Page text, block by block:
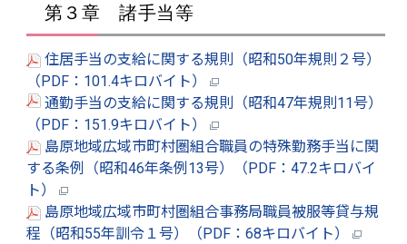
第３章 諸手当等
住居手当の支給に関する規則（昭和50年規則２号）
（PDF：101.4キロバイト）
通勤手当の支給に関する規則（昭和47年規則11号）
（PDF：151.9キロバイト）
島原地域広域市町村圏組合職員の特殊勤務手当に関
する条例（昭和46年条例13号）（PDF：47.2キロバイ
ト）
島原地域広域市町村圏組合事務局職員被服等貸与規
程（昭和55年訓令１号）（PDF：68キロバイト）